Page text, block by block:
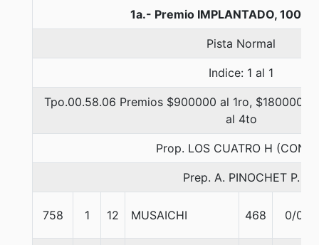
1a.- Premio IMPLANTADO, 1000
Pista Normal
Indice: 1 al 1
Tpo.00.58.06 Premios $900000 al 1ro, $180000
al 4to
Prop. LOS CUATRO H
Prep. A. PINOCHET P.
758 1 12 MUSAICHI 468 0/0